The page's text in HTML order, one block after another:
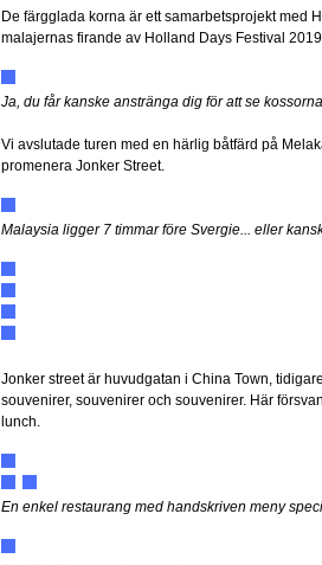
De färgglada korna är ett samarbetsprojekt med
malajernas firande av Holland Days Festival
Ja, du får kanske anstränga dig för att se
Vi avslutade turen med en härlig båtfärd på
promenera Jonker Street.
Malaysia ligger 7 timmar före Svergie... eller
Jonker street är huvudgatan i China Town,
souvenirer, souvenirer och souvenirer. Här
lunch.
En enkel restaurang med handskriven meny